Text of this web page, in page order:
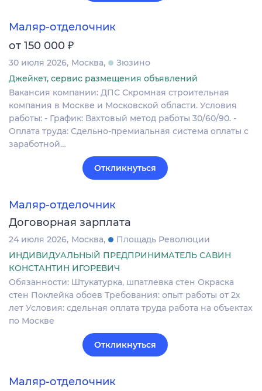
Маляр-отделочник
от 150 000 ₽
30 июля 2026 Москва
Зюзино
Джейкет, сервис размещения объявлений
Вакансия компании: ДПС Скромная строительная
компания в Москве и Московской области. Условия
работы: - График: Вахтовый метод работы 30/60/90. -
Оплата труда: Сдельно-премиальная система оплаты с
заработной…
Откликнуться
Маляр-отделочник
Договорная зарплата
24 июля 2026 Москва
Площадь Революции
ИНДИВИДУАЛЬНЫЙ ПРЕДПРИНИМАТЕЛЬ САВИН
КОНСТАНТИН ИГОРЕВИЧ
Обязанности: Штукатурка, шпатлевка стен Окраска
стен Поклейка обоев Требования: опыт работы от 2х
лет Условия: сдельная оплата труда работа на объектах
по Москве
Откликнуться
Маляр-отделочник